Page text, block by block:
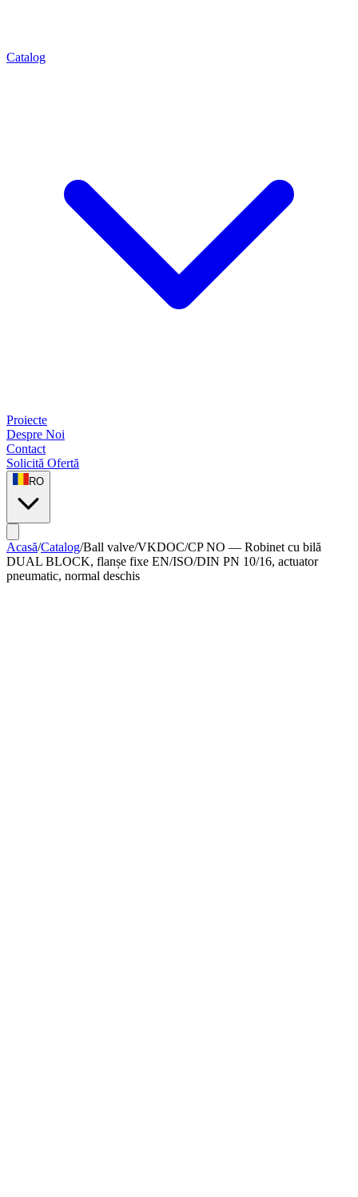
Catalog
Proiecte
Despre Noi
Contact
Solicită Ofertă
RO
Acasă/Catalog/Ball valve/VKDOC/CP NO — Robinet cu bilă
DUAL BLOCK, flanșe fixe EN/ISO/DIN PN 10/16, actuator
pneumatic, normal deschis